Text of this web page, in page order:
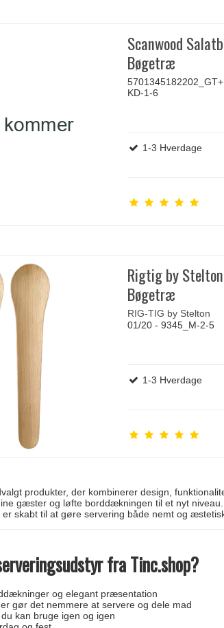
Scanwood
Bøgetræ
KD-1-6
1-3 Hverdage
Rigtig by
Bøgetræ
RIG-TIG by Stelton
01/20 - 9345_M-2-5
1-3 Hverdage
produkter, der kombinerer design,
gæster og løfte borddækningen til et nyt
skabt til at gøre servering både nemt og
fra Tinc.shop?
og elegant præsentation
gør det nemmere at servere og dele mad
kan bruge igen og igen